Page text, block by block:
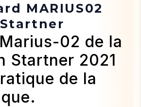
MARIUS02
Startner
02 de la
Startner 2021
de la